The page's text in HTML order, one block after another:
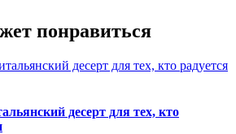
понравиться
десерт для тех, кто